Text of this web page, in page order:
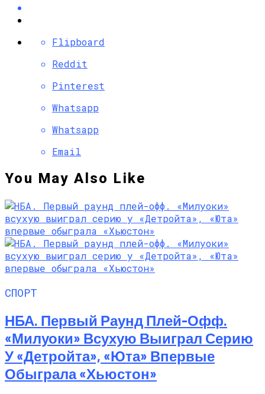
Flipboard
Reddit
Pinterest
Whatsapp
Whatsapp
Email
You May Also Like
СПОРТ
НБА. Первый Раунд Плей-Офф.
«Милуоки» Всухую Выиграл Серию
У «Детройта», «Юта» Впервые
Обыграла «Хьюстон»